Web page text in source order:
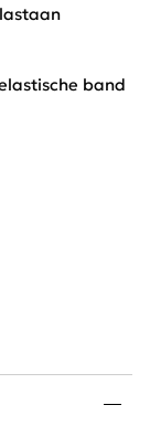
band